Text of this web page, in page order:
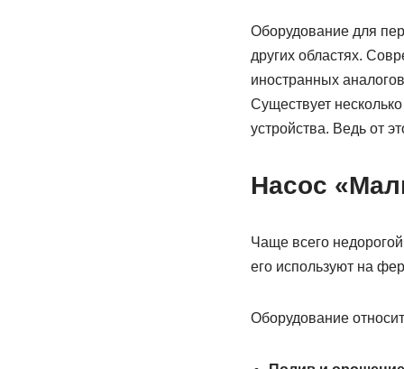
Оборудование для
других областях.
иностранных
Существует
устройства. Ведь от
Насос
Чаще всего
его используют на
Оборудование